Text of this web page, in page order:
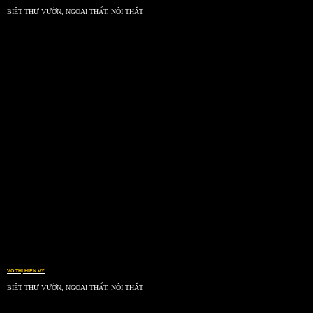
BIỆT THỰ VƯỜN, NGOẠI THẤT, NỘI THẤT
VÕ THỊ HIỀN VY
BIỆT THỰ VƯỜN, NGOẠI THẤT, NỘI THẤT